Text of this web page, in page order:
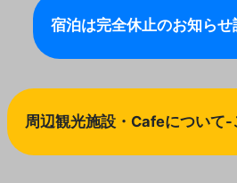
宿泊は完全休止のお知らせ
周辺観光施設・Cafeについて